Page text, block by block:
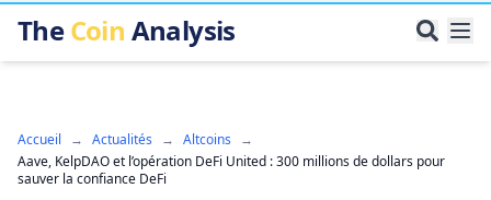
TheCoin Analysis
Accueil → Actualités → Altcoins
→
Aave, KelpDAO et l’opération DeFi United : 300 millions de dollars pour
sauver la confiance DeFi